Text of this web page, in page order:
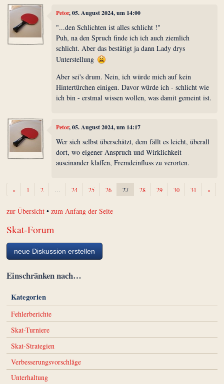
Petor, 05. August 2024, um 14:00
"...den Schlichten ist alles schlicht !"
Puh, na den Spruch finde ich ich auch ziemlich
schlicht. Aber das bestätigt ja dann Lady drys
Unterstellung
Aber sei's drum. Nein, ich würde mich auf kein
Hintertürchen einigen. Davor würde ich - schlicht wie
ich bin - erstmal wissen wollen, was damit gemeint ist.
Petor, 05. August 2024, um 14:17
Wer sich selbst überschätzt, dem fällt es leicht, überall
dort, wo eigener Anspruch und Wirklichkeit
auseinander klaffen, Fremdeinfluss zu verorten.
«Zurück1 2 … 24 25 26 27 28 29 30 31 »
zur Übersicht •zum Anfang der Seite
Skat-Forum
neue Diskussion erstellen
Einschränken nach…
Kategorien
Fehlerberichte
Skat-Turniere
Skat-Strategien
Verbesserungsvorschläge
Unterhaltung